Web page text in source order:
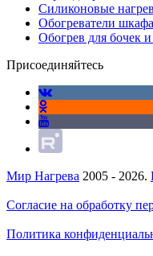
Силиконовые
Обогреватели
Обогрев для бочек
Присоединяйтесь
Мир Нагрева 2005 - 2026.
Согласие на обработку
Политика